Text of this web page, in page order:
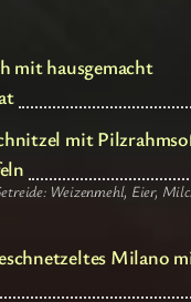
mit hausgemacht
mit
Weizenmehl, Eier,
Milano